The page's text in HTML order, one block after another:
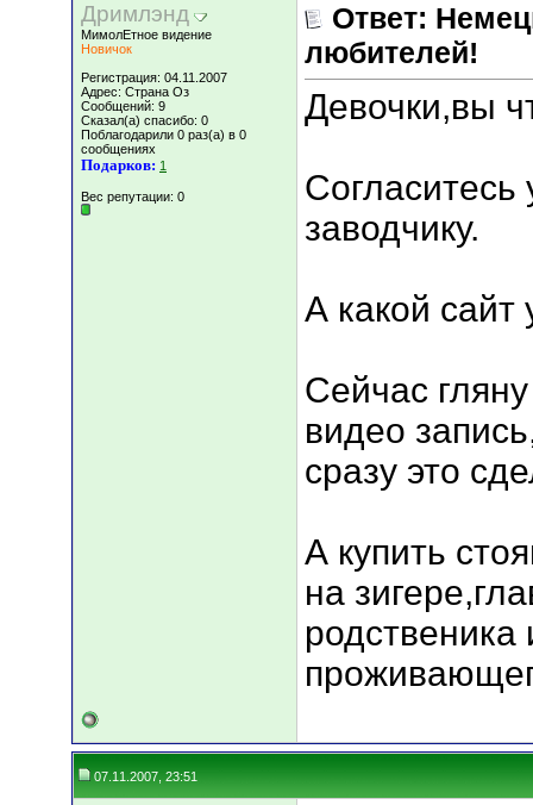
Дримлэнд
МимолЕтное видение
Новичок
Регистрация: 04.11.2007
Адрес: Страна Оз
Сообщений: 9
Сказал(а) спасибо: 0
Поблагодарили 0 раз(а) в 0
сообщениях
Подарков: 1
Вес репутации: 0
Ответ:
любителей!
Девочки,вы
Согласитесь
заводчику.
А какой
Сейчас
видео
сразу это
А купить
на
07.11.2007, 23:51